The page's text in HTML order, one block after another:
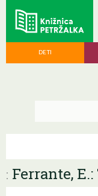
DETI
: Ferrante,